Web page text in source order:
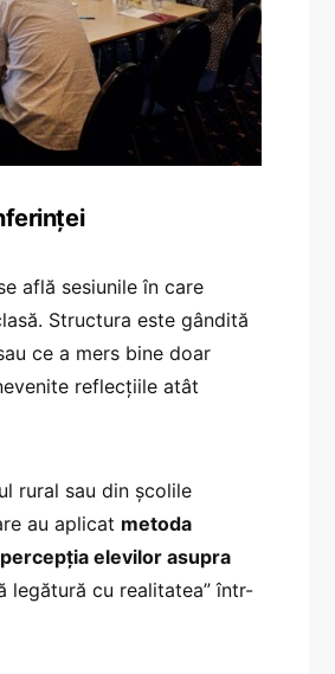
află sesiunile în care
Structura este gândită
ce a mers bine doar
reflecțiile atât
rural sau din școlile
au aplicat metoda
elevilor asupra
legătură cu realitatea” într-